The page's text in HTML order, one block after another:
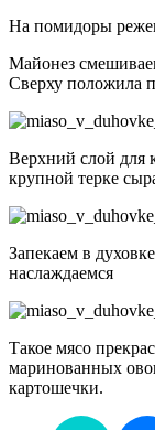
На помидоры
Майонез
Сверху положила
Верхний слой для
крупной терке
Запекаем в
наслаждаемся
Такое мясо
маринованных
картошечки.